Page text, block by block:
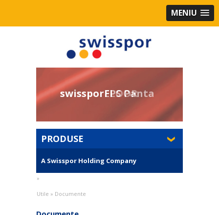
MENIU
swissporEPS Panta
PRODUSE
A Swisspor Holding Company
»
Utile » Documente